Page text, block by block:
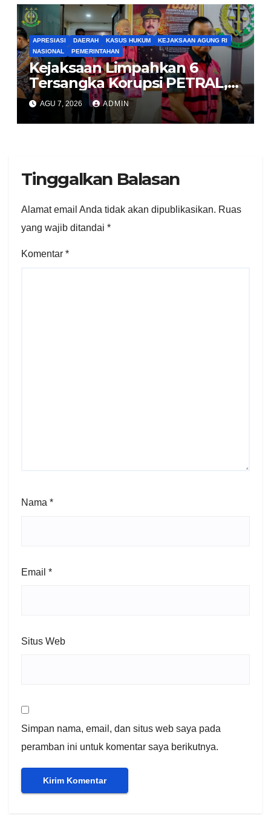
APRESIASI DAERAH KASUS HUKUM
KEJAKSAAN AGUNG RI
NASIONAL
PEMERINTAHAN
Kejaksaan Limpahkan 6
Tersangka Korupsi PETRAL,
PES dan ISC ke PN Tipikor
Jakarta Pusat
AGU 7, 2026 ADMIN
Tinggalkan Balasan
Alamat email Anda tidak akan dipublikasikan. Ruas
yang wajib ditandai *
Komentar *
Nama *
Email *
Situs Web
Simpan nama, email, dan situs web saya pada
peramban ini untuk komentar saya berikutnya.